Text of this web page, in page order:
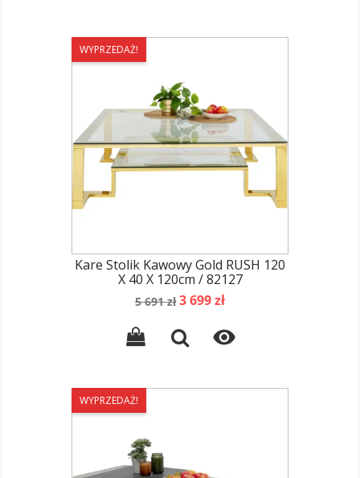
WYPRZEDAŻ!
Kare Stolik Kawowy Gold RUSH 120
X 40 X 120cm / 82127
Cena
5 691 zł Cena
3 699 zł

WYPRZEDAŻ!